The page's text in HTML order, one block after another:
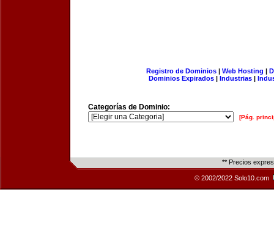
Registro de Dominios| Web Hosting |
Dominios Expirados | Industrias |
Categorías de Dominio:
[Pág.
** Precios
© 2002/2022 Solo10.com